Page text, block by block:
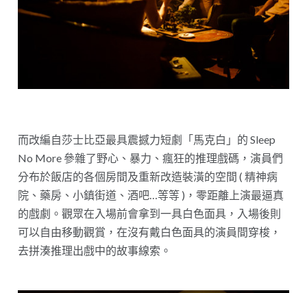
而改編自莎士比亞最具震撼力短劇「馬克白」的 Sleep
No More 參雜了野心、暴力、瘋狂的推理戲碼，演員們
分布於飯店的各個房間及重新改造裝潢的空間 ( 精神病
院、藥房、小鎮街道、酒吧…等等 )，零距離上演最逼真
的戲劇。觀眾在入場前會拿到一具白色面具，入場後則
可以自由移動觀賞，在沒有戴白色面具的演員間穿梭，
去拼湊推理出戲中的故事線索。